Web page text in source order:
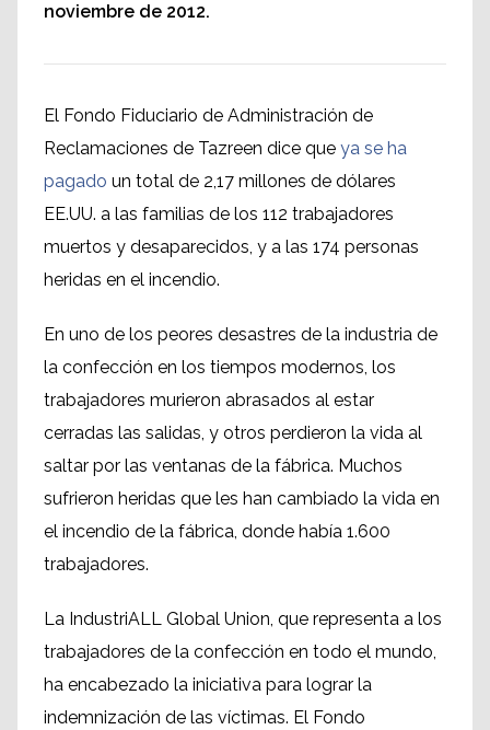
noviembre de 2012.
El Fondo Fiduciario de Administración de
Reclamaciones de Tazreen dice que ya se ha
pagado un total de 2,17 millones de dólares
EE.UU. a las familias de los 112 trabajadores
muertos y desaparecidos, y a las 174 personas
heridas en el incendio.
En uno de los peores desastres de la industria de
la confección en los tiempos modernos, los
trabajadores murieron abrasados al estar
cerradas las salidas, y otros perdieron la vida al
saltar por las ventanas de la fábrica. Muchos
sufrieron heridas que les han cambiado la vida en
el incendio de la fábrica, donde había 1.600
trabajadores.
La IndustriALL Global Union, que representa a los
trabajadores de la confección en todo el mundo,
ha encabezado la iniciativa para lograr la
indemnización de las víctimas. El Fondo